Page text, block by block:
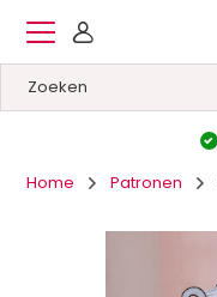
Home
Patronen